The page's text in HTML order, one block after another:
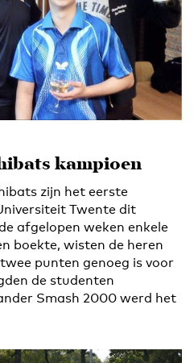
kampioen
zijn het eerste
Twente dit
afgelopen weken enkele
boekte, wisten de heren
punten genoeg is voor
de studenten
Smash 2000 werd het